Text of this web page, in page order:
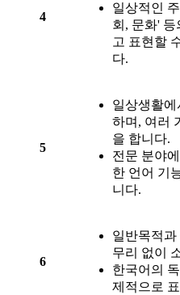
4
일상적인
회, 문화'
고 표현할
다.
5
일상생활
하며, 여러
을 합니다.
전문 분야
한 언어 기
니다.
6
일반목적
무리 없이
한국어의
제적으로